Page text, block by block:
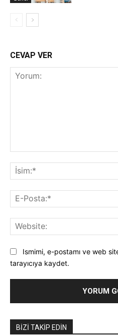
CEVAP VER
Ismimi, e-postamı ve web
tarayıcıya kaydet.
BIZI TAKIP EDIN